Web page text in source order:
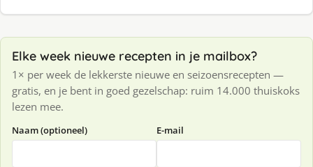
Elke week nieuwe recepten in je mailbox?
1× per week de lekkerste nieuwe en seizoensrecepten —
gratis, en je bent in goed gezelschap: ruim 14.000 thuiskoks
lezen mee.
Naam (optioneel) E-mail